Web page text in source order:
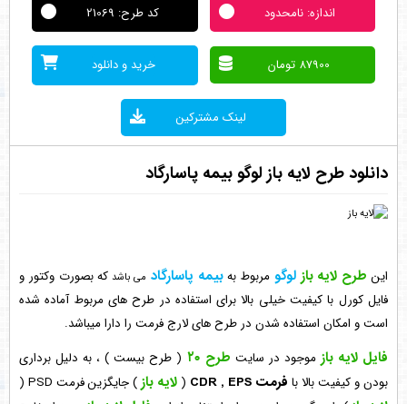
اندازه: نامحدود کد طرح: 21069
87900 تومان خرید و دانلود
لینک مشترکین
دانلود طرح لایه باز لوگو بیمه پاسارگاد
این طرح لایه باز لوگو مربوط بهبیمه پاسارگاد می باشد که بصورت وکتور و
فایل کورل با کیفیت خیلی بالا برای استفاده در طرح های مربوط آماده شده
است و امکان استفاده شدن در طرح های لارج فرمت را دارا میباشد.
فایل لایه باز موجود در سایت طرح ۲۰
( طرح بیست ) ، به دلیل برداری
بودن و کیفیت بالا با فرمت CDR , EPS ( لایه باز) جایگزین فرمت PSD (